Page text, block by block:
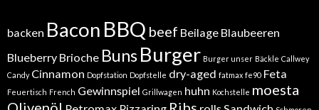
backen Bacon BBQ beef Beilage Blaubeeren
Blueberry Brioche BunsBurger Burger unser Bäckle Callwey
Candy Cinnamon Dopfstation Dopfstelle dry-aged fatmax fe90 Feta
Feuertisch French Gewinnspiel Grillwagen huhn Kochstelle moesta